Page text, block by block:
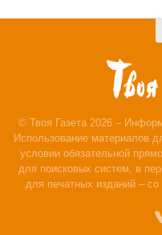
© Твоя Газета 2026 –
Использование материалов
условии обязательной
для поисковых систем, в
для печатных изданий –